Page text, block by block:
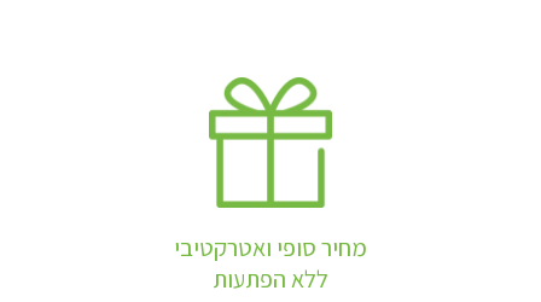
מחיר סופי ואטרקטיבי
ללא הפתעות